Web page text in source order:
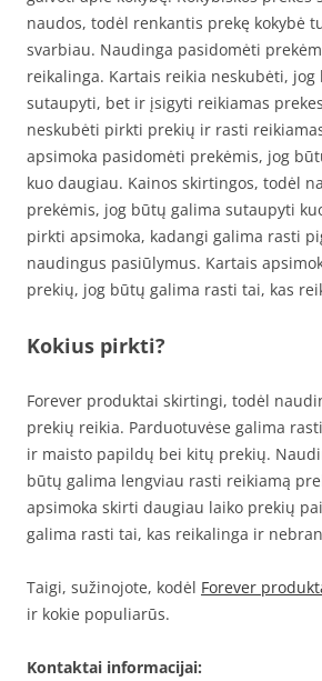
naudos, todėl renkantis prekę kokybė
svarbiau. Naudinga pasidomėti
reikalinga. Kartais reikia neskubėti,
sutaupyti, bet ir įsigyti reikiamas
neskubėti pirkti prekių ir rasti
apsimoka pasidomėti prekėmis, jog
kuo daugiau. Kainos skirtingos, todėl
prekėmis, jog būtų galima sutaupyti
pirkti apsimoka, kadangi galima rasti
naudingus pasiūlymus. Kartais
prekių, jog būtų galima rasti tai, kas
Kokius pirkti?
Forever produktai skirtingi, todėl
prekių reikia. Parduotuvėse galima
ir maisto papildų bei kitų prekių.
būtų galima lengviau rasti reikiamą
apsimoka skirti daugiau laiko prekių
galima rasti tai, kas reikalinga ir
Taigi, sužinojote, kodėl Forever
ir kokie populiarūs.
Kontaktai informacijai: